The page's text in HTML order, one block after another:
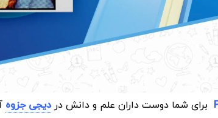
برای شما دوست داران علم و دانش دردیجی جزوه